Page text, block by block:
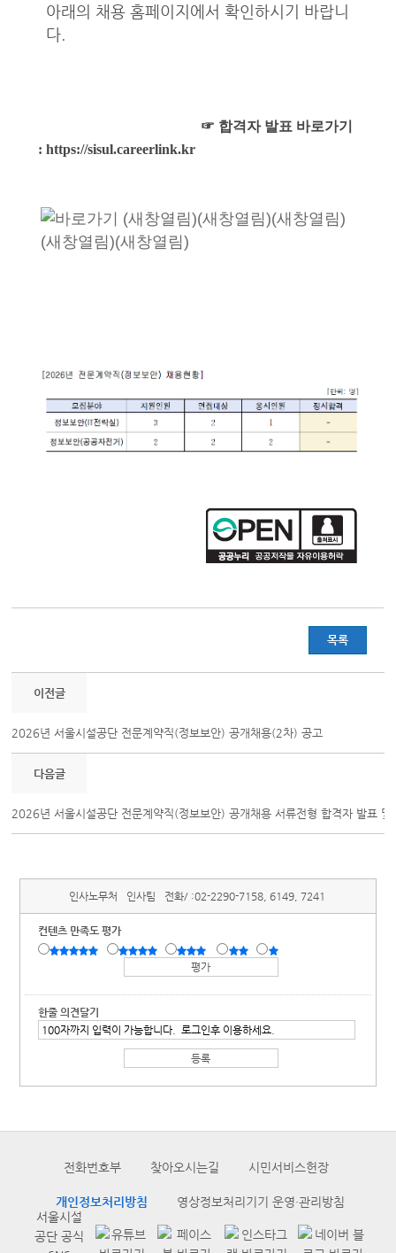
아래의 채용 홈페이지에서 확인하시기 바랍니
다.
☞ 합격자 발표 바로가기
:https://sisul.careerlink.kr
목록
이전글
2026년 서울시설공단 전문계약직(정보보안) 공개채용(2차) 공고
다음글
2026년 서울시설공단 전문계약직(정보보안) 공개채용 서류전형 합격자 발표 및
인사노무처 인사팀 전화/ :02-2290-7158, 6149, 7241
컨텐츠 만족도 평가
한줄 의견달기
전화번호부 찾아오시는길 시민서비스헌장
개인정보처리방침
영상정보처리기기 운영·관리방침
서울시설
공단 공식